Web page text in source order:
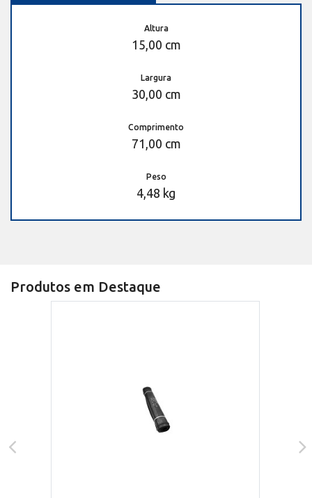
Altura
15,00 cm
Largura
30,00 cm
Comprimento
71,00 cm
Peso
4,48 kg
Produtos em Destaque